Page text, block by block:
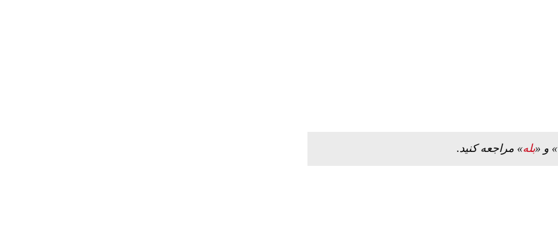
» و «بله» مراجعه کنید.